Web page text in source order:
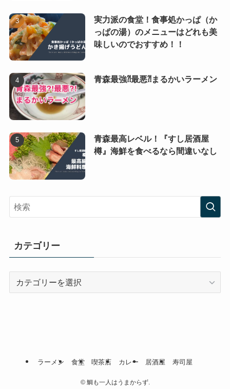
実力派の食堂！食事処かっぱ（か
っぱの湯）のメニューはどれも美
味しいのでおすすめ！！
青森最強⁈最悪⁈まるかいラーメン
青森最高レベル！『すし居酒屋
樽』海鮮を食べるなら間違いなし
カテゴリー
ラーメン 食堂 喫茶店 カレー 居酒屋 寿司屋
©鯛も一人はうまからず.